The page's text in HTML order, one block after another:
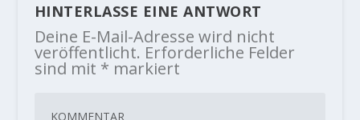
HINTERLASSE EINE ANTWORT
Deine E-Mail-Adresse wird nicht
veröffentlicht. Erforderliche Felder
sind mit * markiert